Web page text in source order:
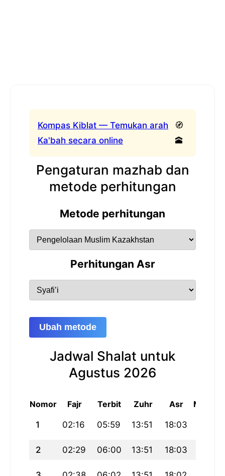
Kompas Kiblat — Temukan arah
Ka'bah secara online
🧭
🕋
Pengaturan mazhab dan
metode perhitungan
Metode perhitungan
Perhitungan Asr
Ubah metode
Jadwal Shalat untuk
Agustus 2026
Nomor Fajr Terbit Zuhr Asr
1 02:16 05:59 13:51 18:03
2 02:29 06:00 13:51 18:03